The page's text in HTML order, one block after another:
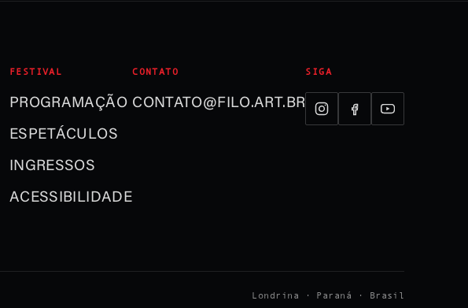
FESTIVAL
PROGRAMAÇÃO
ESPETÁCULOS
INGRESSOS
ACESSIBILIDADE
CONTATO
CONTATO@FILO.ART.BR
SIGA
Londrina · Paraná · Brasil